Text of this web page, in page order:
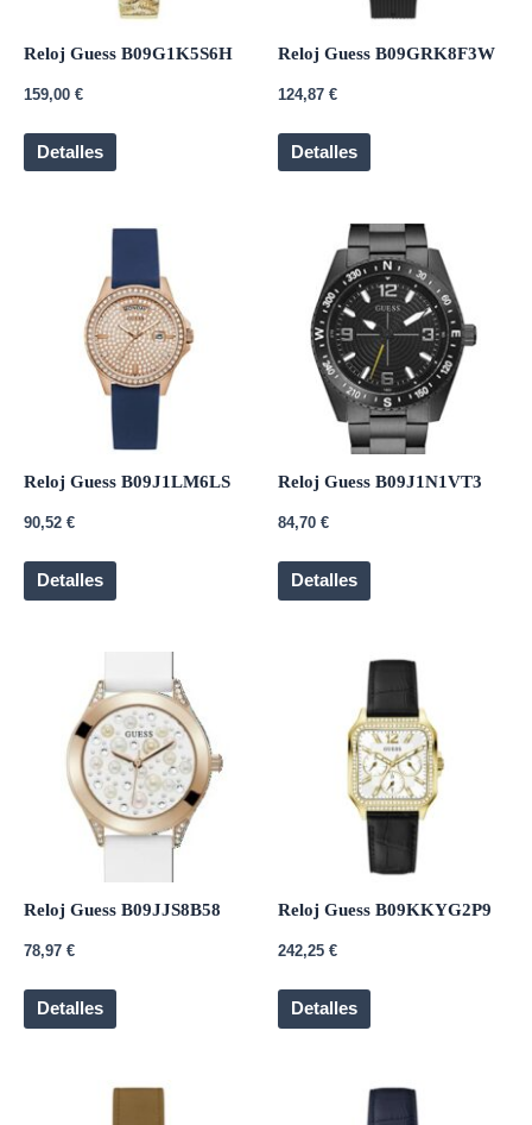
Reloj Guess B09G1K5S6H
159,00 €
Detalles
Reloj Guess B09GRK8F3W
124,87 €
Detalles
Reloj Guess B09J1LM6LS
90,52 €
Detalles
Reloj Guess B09J1N1VT3
84,70 €
Detalles
Reloj Guess B09JJS8B58
78,97 €
Detalles
Reloj Guess B09KKYG2P9
242,25 €
Detalles